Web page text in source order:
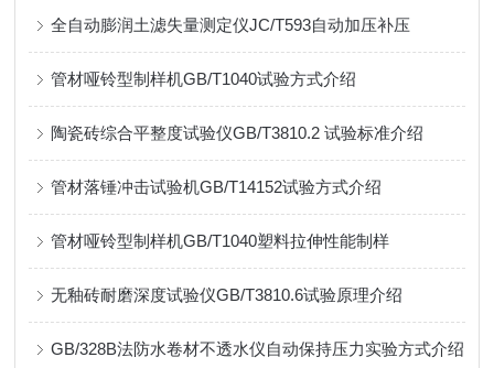
全自动膨润土滤失量测定仪JC/T593自动加压补压
管材哑铃型制样机GB/T1040试验方式介绍
陶瓷砖综合平整度试验仪GB/T3810.2 试验标准介绍
管材落锤冲击试验机GB/T14152试验方式介绍
管材哑铃型制样机GB/T1040塑料拉伸性能制样
无釉砖耐磨深度试验仪GB/T3810.6试验原理介绍
GB/328B法防水卷材不透水仪自动保持压力实验方式介绍